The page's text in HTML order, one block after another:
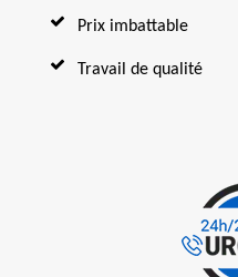
Prix imbattable
Travail de qualité